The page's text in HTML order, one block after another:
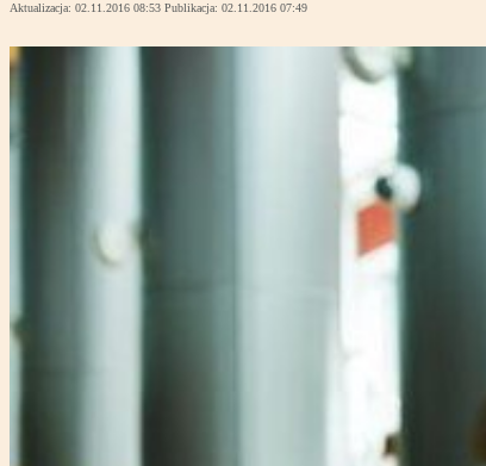
Aktualizacja: 02.11.2016 08:53 Publikacja: 02.11.2016 07:49